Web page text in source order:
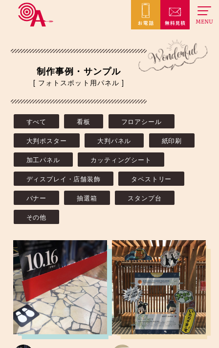
MENU
制作事例・サンプル
[ フォトスポット用パネル ]
すべて 看板 フロアシール
大判ポスター 大判パネル 紙印刷
加工パネル カッティングシート
ディスプレイ・店舗装飾 タペストリー
バナー 抽選箱 スタンプ台
その他